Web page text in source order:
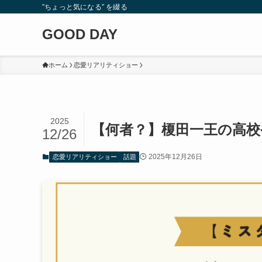
”ちょっと気になる” を綴る
GOOD DAY
ホーム 恋愛リアリティショー
【何者？】榎田一王の高
2025
12/26
恋愛リアリティショー 話題 2025年12月26日